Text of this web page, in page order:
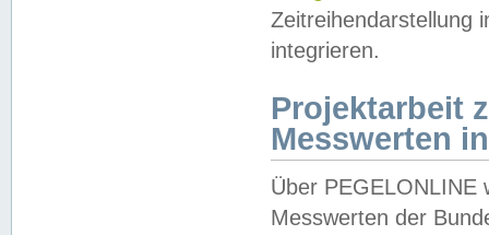
Zeitreihendarstellung
integrieren.
Projektarbeit
Messwerten
Über PEGELONLINE
Messwerten der